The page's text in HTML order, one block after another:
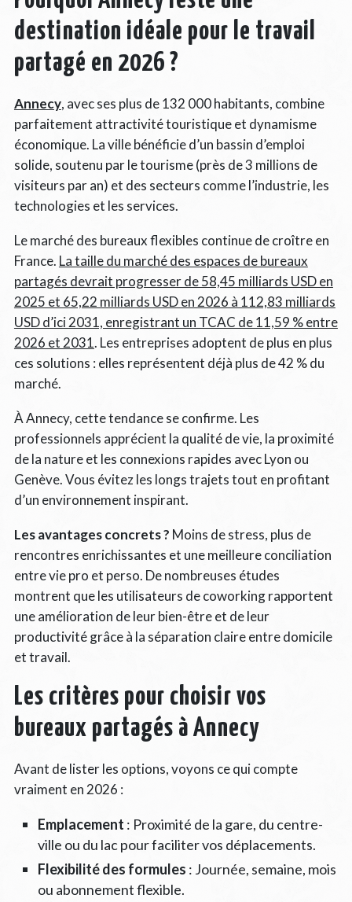
destination idéale pour le travail
partagé en 2026 ?
Annecy, avec ses plus de 132 000 habitants, combine
parfaitement attractivité touristique et dynamisme
économique. La ville bénéficie d’un bassin d’emploi
solide, soutenu par le tourisme (près de 3 millions de
visiteurs par an) et des secteurs comme l’industrie, les
technologies et les services.
Le marché des bureaux flexibles continue de croître en
France. La taille du marché des espaces de bureaux
partagés devrait progresser de 58,45 milliards USD en
2025 et 65,22 milliards USD en 2026 à 112,83 milliards
USD d’ici 2031, enregistrant un TCAC de 11,59 % entre
2026 et 2031. Les entreprises adoptent de plus en plus
ces solutions : elles représentent déjà plus de 42 % du
marché.
À Annecy, cette tendance se confirme. Les
professionnels apprécient la qualité de vie, la proximité
de la nature et les connexions rapides avec Lyon ou
Genève. Vous évitez les longs trajets tout en profitant
d’un environnement inspirant.
Les avantages concrets ? Moins de stress, plus de
rencontres enrichissantes et une meilleure conciliation
entre vie pro et perso. De nombreuses études
montrent que les utilisateurs de coworking rapportent
une amélioration de leur bien-être et de leur
productivité grâce à la séparation claire entre domicile
et travail.
Les critères pour choisir vos
bureaux partagés à Annecy
Avant de lister les options, voyons ce qui compte
vraiment en 2026 :
Emplacement : Proximité de la gare, du centre-
ville ou du lac pour faciliter vos déplacements.
Flexibilité des formules : Journée, semaine, mois
ou abonnement flexible.